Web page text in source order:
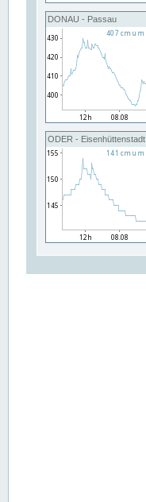
DONAU - Passau
ODER - Eisenhüttenstadt